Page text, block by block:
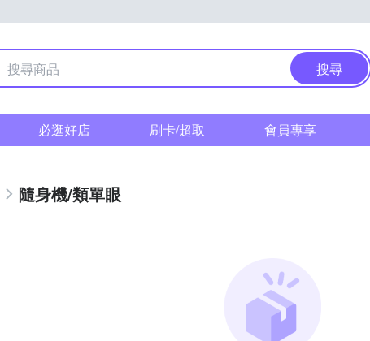
搜尋
必逛好店 刷卡/超取 會員專享
隨身機/類單眼